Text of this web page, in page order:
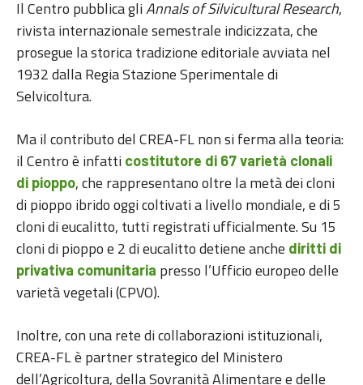
Il Centro pubblica gliAnnals of Silvicultural Research,
rivista internazionale semestrale indicizzata, che
prosegue la storica tradizione editoriale avviata nel
1932 dalla Regia Stazione Sperimentale di
Selvicoltura.
Ma il contributo del CREA-FL non si ferma alla teoria:
il Centro è infatti costitutore di 67 varietà clonali
di pioppo, che rappresentano oltre la metà dei cloni
di pioppo ibrido oggi coltivati a livello mondiale, e di 5
cloni di eucalitto, tutti registrati ufficialmente. Su 15
cloni di pioppo e 2 di eucalitto detiene anche diritti di
privativa comunitaria presso l’Ufficio europeo delle
varietà vegetali (CPVO).
Inoltre, con una rete di collaborazioni istituzionali,
CREA-FL è partner strategico del Ministero
dell’Agricoltura, della Sovranità Alimentare e delle